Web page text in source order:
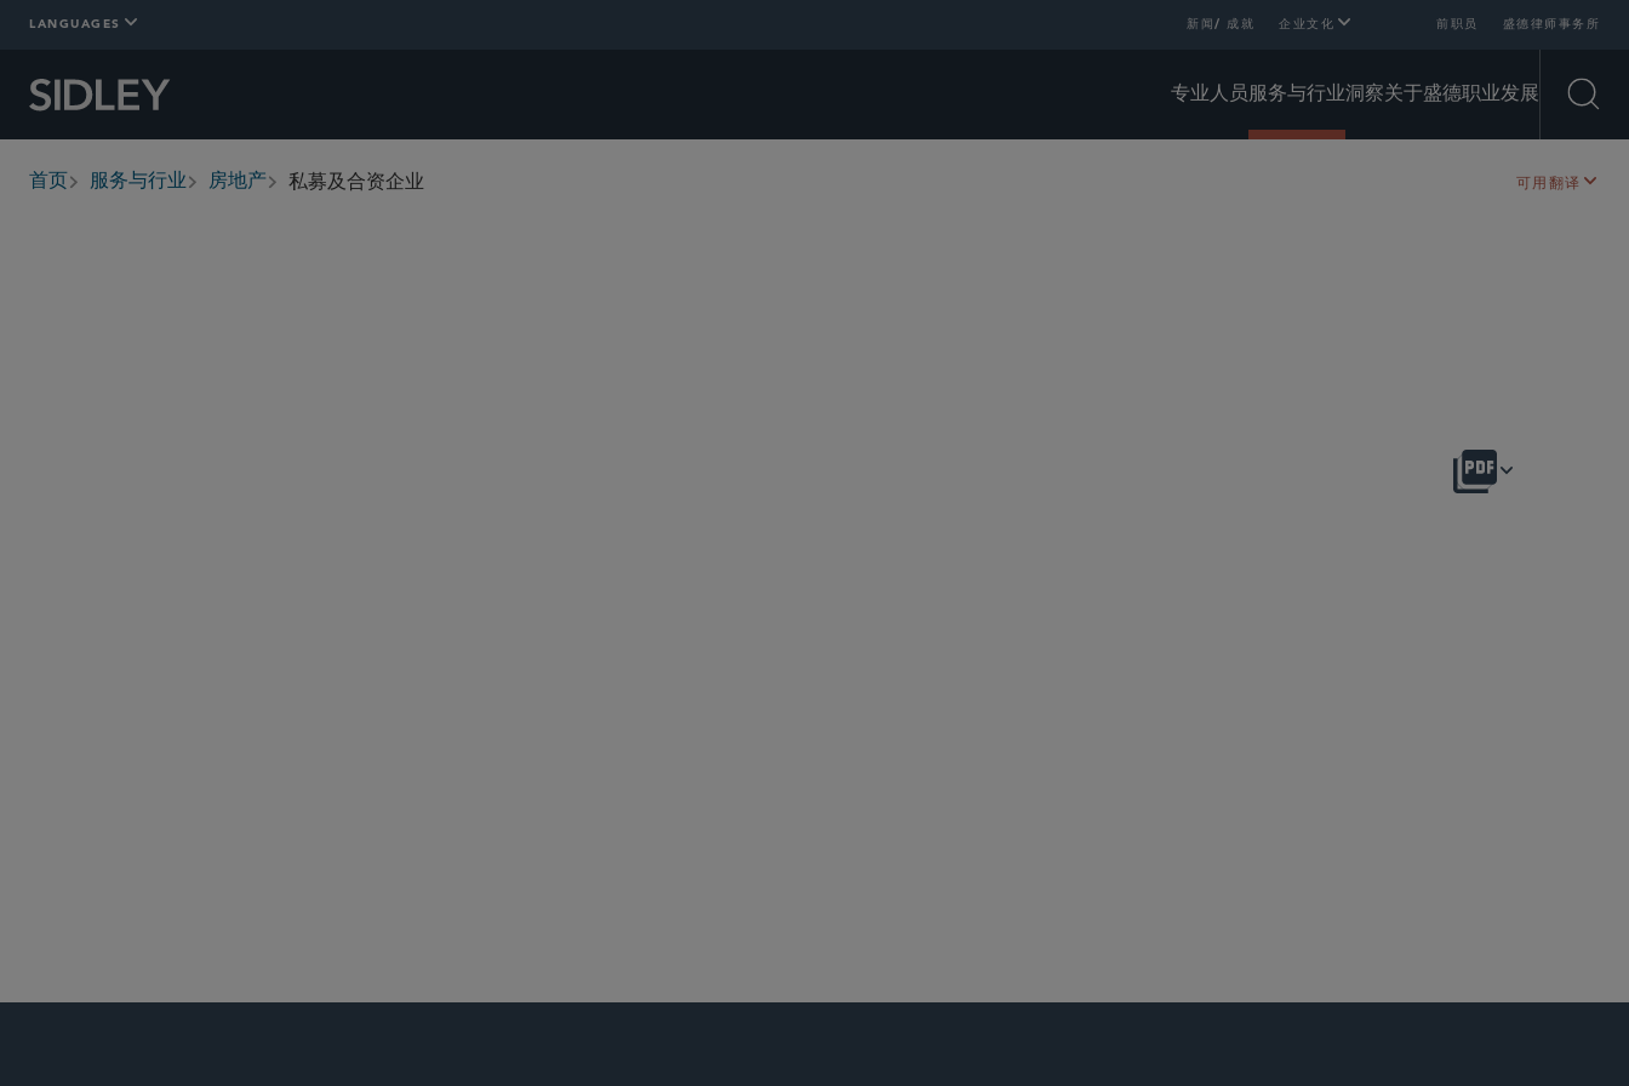
LANGUAGES 新闻/ 成就 企业文化 前职员 盛德律师事务所
专业人员服务与行业洞察关于盛德职业发展
breadcrumbs
首页 服务与行业 房地产 私募及合资企业 可用翻译